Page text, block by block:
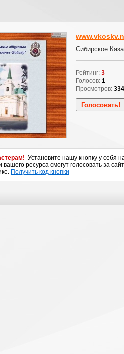
Сибирское
Рейтинг: 3
Голосов: 1
Просмотров:
Установите нашу кнопку у себя
ресурса смогут голосовать за
Получить код кнопки